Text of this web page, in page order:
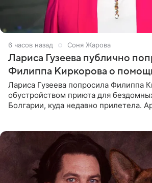
6 часов назад Соня Жарова
Лариса Гузеева публично
Филиппа Киркорова о
Лариса Гузеева попросила Филиппа
обустройством приюта для
Болгарии, куда недавно прилетела.